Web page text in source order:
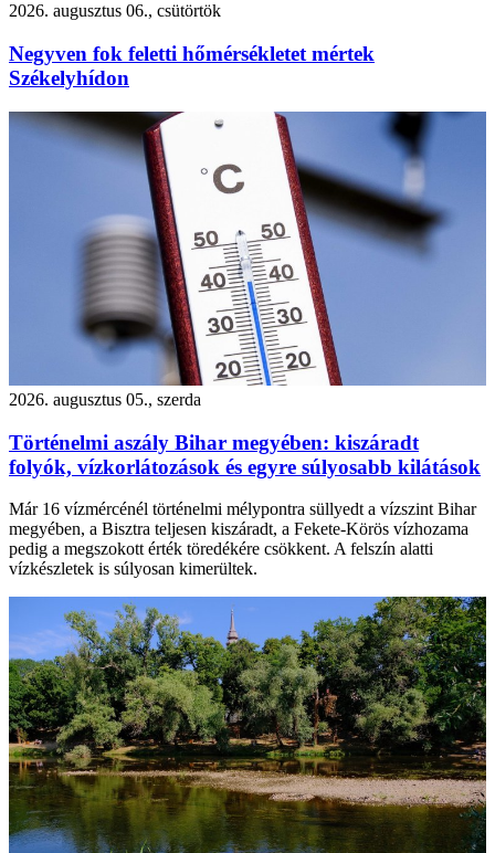
2026. augusztus 06., csütörtök
Negyven fok feletti hőmérsékletet mértek
Székelyhídon
2026. augusztus 05., szerda
Történelmi aszály Bihar megyében: kiszáradt
folyók, vízkorlátozások és egyre súlyosabb kilátások
Már 16 vízmércénél történelmi mélypontra süllyedt a vízszint Bihar
megyében, a Bisztra teljesen kiszáradt, a Fekete-Körös vízhozama
pedig a megszokott érték töredékére csökkent. A felszín alatti
vízkészletek is súlyosan kimerültek.